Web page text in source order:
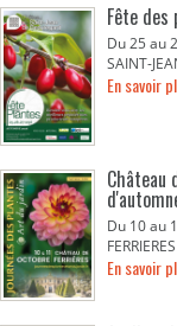
Fête des
Du 25 au
SAINT-
En savoir
Château
Du 10 au
En savoir